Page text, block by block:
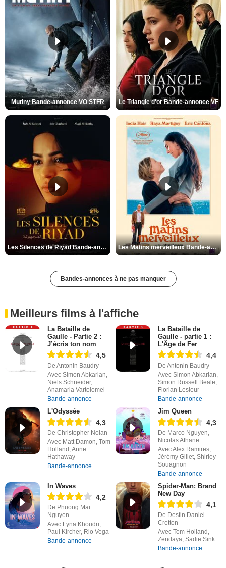
Mutiny Bande-annonce VO STFR Le Triangle d'or Bande-annonce VF
Les Silences de Riyad Bande-annonce VO STFR Les Matins merveilleux Bande-annonce VF
Bandes-annonces à ne pas manquer
Meilleurs films à l'affiche
La Bataille de
Gaulle - Partie 2 :
J’écris ton nom
4,5
De Antonin Baudry
Avec Simon Abkarian,
Niels Schneider,
Anamaria Vartolomei
Bande-annonce
La Bataille de
Gaulle - partie 1 :
L'Âge de Fer
4,4
De Antonin Baudry
Avec Simon Abkarian,
Simon Russell Beale,
Florian Lesieur
Bande-annonce
L'Odyssée
4,3
De Christopher Nolan
Avec Matt Damon, Tom
Holland, Anne
Hathaway
Bande-annonce
Jim Queen
4,3
De Marco Nguyen,
Nicolas Athane
Avec Alex Ramires,
Jérémy Gillet, Shirley
Souagnon
Bande-annonce
In Waves
4,2
De Phuong Mai
Nguyen
Avec Lyna Khoudri,
Paul Kircher, Rio Vega
Bande-annonce
Spider-Man: Brand
New Day
4,1
De Destin Daniel
Cretton
Avec Tom Holland,
Zendaya, Sadie Sink
Bande-annonce